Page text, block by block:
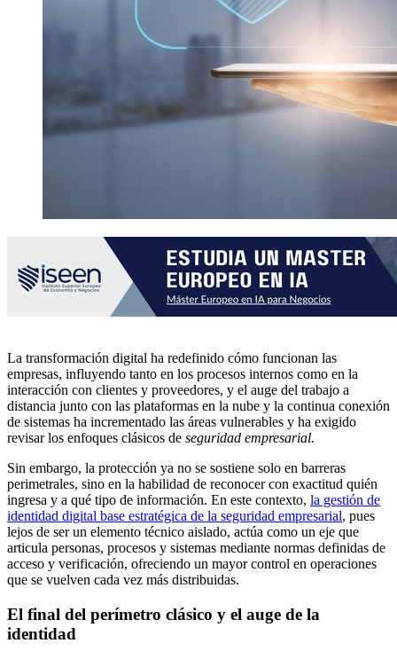
La transformación digital ha redefinido cómo funcionan las
empresas, influyendo tanto en los procesos internos como en la
interacción con clientes y proveedores, y el auge del trabajo a
distancia junto con las plataformas en la nube y la continua conexión
de sistemas ha incrementado las áreas vulnerables y ha exigido
revisar los enfoques clásicos de seguridad empresarial.
Sin embargo, la protección ya no se sostiene solo en barreras
perimetrales, sino en la habilidad de reconocer con exactitud quién
ingresa y a qué tipo de información. En este contexto, la gestión de
identidad digital base estratégica de la seguridad empresarial, pues
lejos de ser un elemento técnico aislado, actúa como un eje que
articula personas, procesos y sistemas mediante normas definidas de
acceso y verificación, ofreciendo un mayor control en operaciones
que se vuelven cada vez más distribuidas.
El final del perímetro clásico y el auge de la
identidad